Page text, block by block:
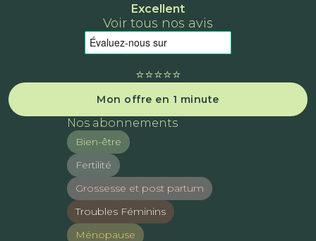
Excellent
Voir tous nos avis
⭐️⭐️⭐️⭐️⭐️
Mon offre en 1 minute
Nos abonnements
Bien-être
Fertilité
Grossesse et post partum
Troubles Féminins
Ménopause